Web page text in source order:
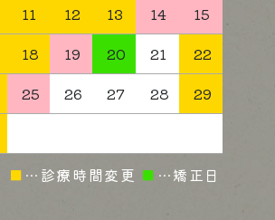
11 12 13 14
15
18 19 20 21
22
25 26 27 28
29
■ …診療時間変更 ■ …矯正日